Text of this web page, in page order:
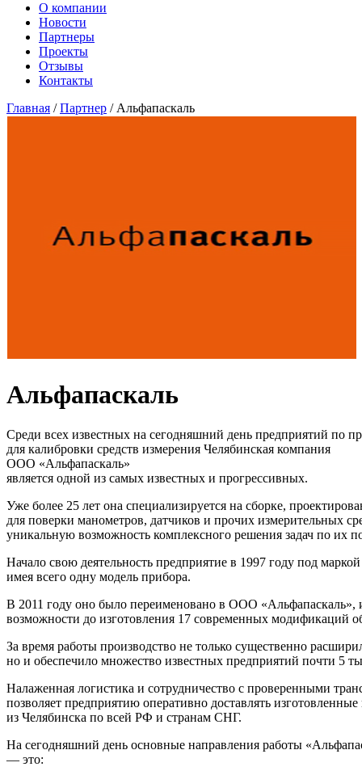
О компании
Новости
Партнеры
Проекты
Отзывы
Контакты
Главная / Партнер / Альфапаскаль
Альфапаскаль
Среди всех известных на сегодняшний день предприятий по
для калибровки средств измерения Челябинская компания
ООО «Альфапаскаль»
является одной из самых известных и прогрессивных.
Уже более 25 лет она специализируется на сборке,
для поверки манометров, датчиков и прочих измерительных
уникальную возможность комплексного решения задач по их
Начало свою деятельность предприятие в 1997 году под
имея всего одну модель прибора.
В 2011 году оно было переименовано в ООО «Альфапаскаль»,
возможности до изготовления 17 современных модификаций
За время работы производство не только существенно
но и обеспечило множество известных предприятий почти 5
Налаженная логистика и сотрудничество с проверенными
позволяет предприятию оперативно доставлять
из Челябинска по всей РФ и странам СНГ.
На сегодняшний день основные направления работы
— это: